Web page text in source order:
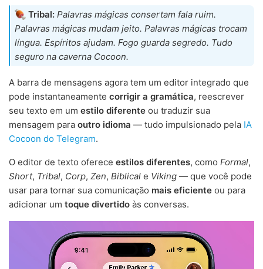
Tribal: Palavras mágicas consertam fala ruim.
Palavras mágicas mudam jeito. Palavras mágicas trocam
língua. Espíritos ajudam. Fogo guarda segredo. Tudo
seguro na caverna Cocoon.
A barra de mensagens agora tem um editor integrado que
pode instantaneamente corrigir a gramática, reescrever
seu texto em um estilo diferente ou traduzir sua
mensagem para outro idioma — tudo impulsionado pela IA
Cocoon do Telegram.
O editor de texto oferece estilos diferentes, como Formal,
Short, Tribal, Corp, Zen, Biblical e Viking — que você pode
usar para tornar sua comunicação mais eficiente ou para
adicionar um toque divertido às conversas.